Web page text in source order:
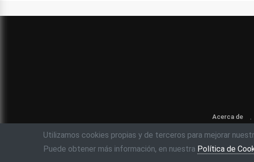
Utilizamos cookies propias y de terceros para mejorar
Puede obtener más información, en nuestra Política de
Acerca de